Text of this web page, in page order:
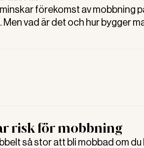
förekomst av mobbning
vad är det och hur bygger
risk för mobbning
så stor att bli mobbad om du